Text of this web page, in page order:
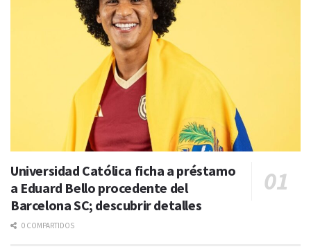
Universidad Católica ficha a préstamo
a Eduard Bello procedente del
Barcelona SC; descubrir detalles
0 COMPARTIDOS